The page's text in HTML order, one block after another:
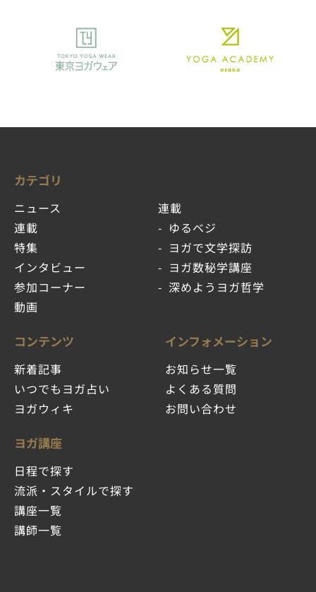
カテゴリ
ニュース
連載
特集
インタビュー
参加コーナー
動画
連載
ゆるベジ
ヨガで文学探訪
ヨガ数秘学講座
深めようヨガ哲学
コンテンツ
新着記事
いつでもヨガ占い
ヨガウィキ
ヨガ講座
日程で探す
流派・スタイルで探す
講座一覧
講師一覧
インフォメーション
お知らせ一覧
よくある質問
お問い合わせ